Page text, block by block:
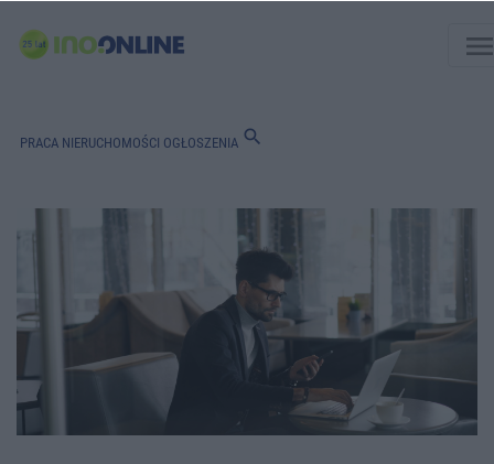
PRACA NIERUCHOMOŚCI OGŁOSZENIA search